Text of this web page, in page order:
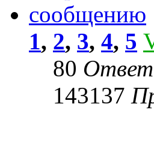
1, 2, 3, 4, 5
80
143137